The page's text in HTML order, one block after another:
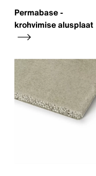
Permabase -
krohvimise alusplaat